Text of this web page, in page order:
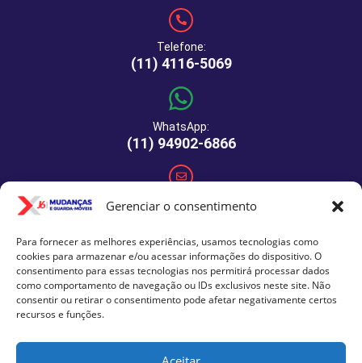
Gerenciar o consentimento
Para fornecer as melhores experiências, usamos tecnologias como
cookies para armazenar e/ou acessar informações do dispositivo. O
consentimento para essas tecnologias nos permitirá processar dados
como comportamento de navegação ou IDs exclusivos neste site. Não
consentir ou retirar o consentimento pode afetar negativamente certos
recursos e funções.
Telefone:
(11) 4116-5069
WhatsApp:
(11) 94902-6866
E-mail:
Rua Manuel de Macedo, 64 - São Paulo - SP - CEP: 04459-
290